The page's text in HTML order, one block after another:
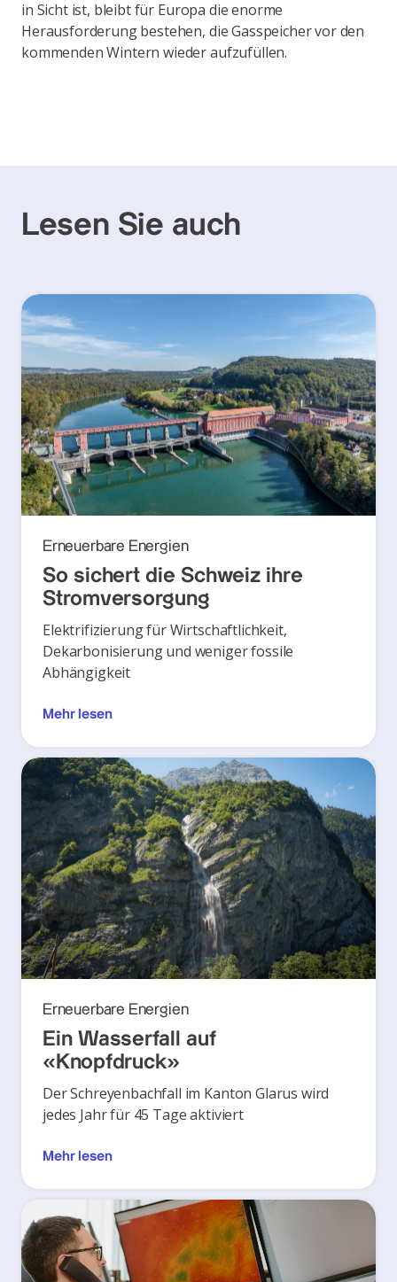
in Sicht ist, bleibt für Europa die enorme
Herausforderung bestehen, die Gasspeicher vor den
kommenden Wintern wieder aufzufüllen.
Lesen Sie auch
Erneuerbare Energien
So sichert die Schweiz ihre
Stromversorgung
Elektrifizierung für Wirtschaftlichkeit,
Dekarbonisierung und weniger fossile
Abhängigkeit
Mehr lesen
Erneuerbare Energien
Ein Wasserfall auf
«Knopfdruck»
Der Schreyenbachfall im Kanton Glarus wird
jedes Jahr für 45 Tage aktiviert
Mehr lesen